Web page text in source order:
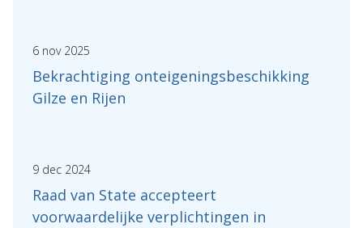
6 nov 2025
Bekrachtiging onteigeningsbeschikking
Gilze en Rijen
9 dec 2024
Raad van State accepteert
voorwaardelijke verplichtingen in